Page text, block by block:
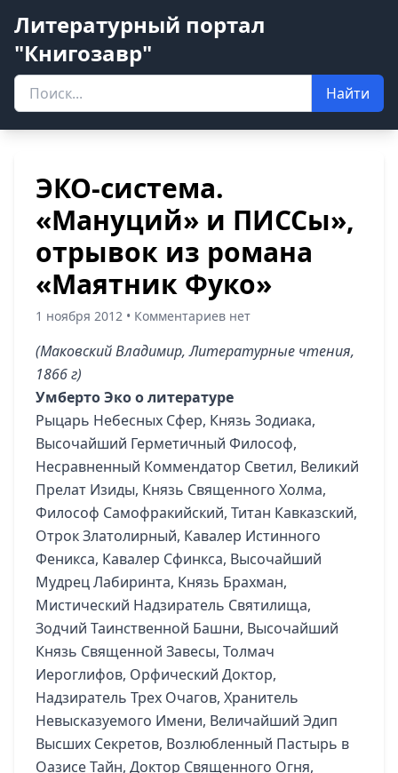
Литературный портал
"Книгозавр"
Найти
ЭКО-система.
«Мануций» и ПИССы»,
отрывок из романа
«Маятник Фуко»
1 ноября 2012 • Комментариев нет
(Маковский Владимир, Литературные чтения,
1866 г)
Умберто Эко о литературе
Рыцарь Небесных Сфер, Князь Зодиака,
Высочайший Герметичный Философ,
Несравненный Коммендатор Светил, Великий
Прелат Изиды, Князь Священного Холма,
Философ Самофракийский, Титан Кавказский,
Отрок Златолирный, Кавалер Истинного
Феникса, Кавалер Сфинкса, Высочайший
Мудрец Лабиринта, Князь Брахман,
Мистический Надзиратель Святилища,
Зодчий Таинственной Башни, Высочайший
Князь Священной Завесы, Толмач
Иероглифов, Орфический Доктор,
Надзиратель Трех Очагов, Хранитель
Невысказуемого Имени, Величайший Эдип
Высших Секретов, Возлюбленный Пастырь в
Оазисе Тайн, Доктор Священного Огня,